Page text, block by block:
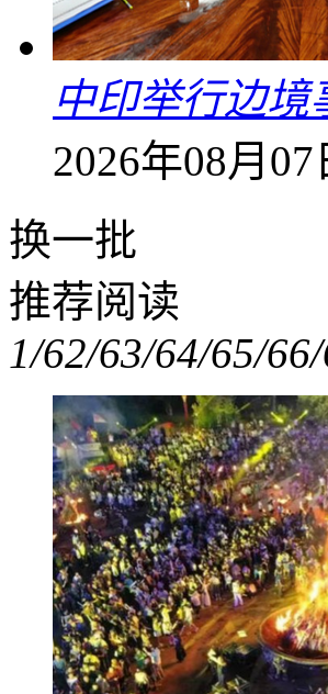
中印举行边境
2026年08月07
换一批
推荐阅读
1/62/63/64/65/6